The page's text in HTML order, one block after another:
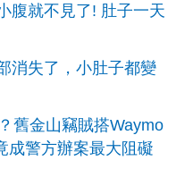
腹就不見了! 肚子一天
消失了，小肚子都變
舊金山竊賊搭Waymo
成警方辦案最大阻礙